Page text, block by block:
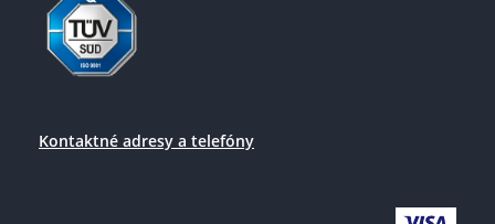
Kontaktné adresy a telefóny